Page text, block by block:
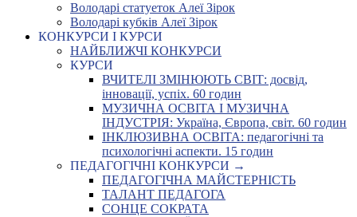
Володарі статуеток Алеї Зірок
Володарі кубків Алеї Зірок
КОНКУРСИ І КУРСИ
НАЙБЛИЖЧІ КОНКУРСИ
КУРСИ
ВЧИТЕЛІ ЗМІНЮЮТЬ СВІТ: досвід,
інновації, успіх. 60 годин
МУЗИЧНА ОСВІТА І МУЗИЧНА
ІНДУСТРІЯ: Україна, Європа, світ. 60 годин
ІНКЛЮЗИВНА ОСВІТА: педагогічні та
психологічні аспекти. 15 годин
ПЕДАГОГІЧНІ КОНКУРСИ →
ПЕДАГОГІЧНА МАЙСТЕРНІСТЬ
ТАЛАНТ ПЕДАГОГА
СОНЦЕ СОКРАТА